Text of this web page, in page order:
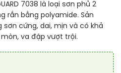
7038 là loại sơn phủ 2
rắn bằng polyamide. Sản
cứng, dai, mịn và có khả
va đập vượt trội.